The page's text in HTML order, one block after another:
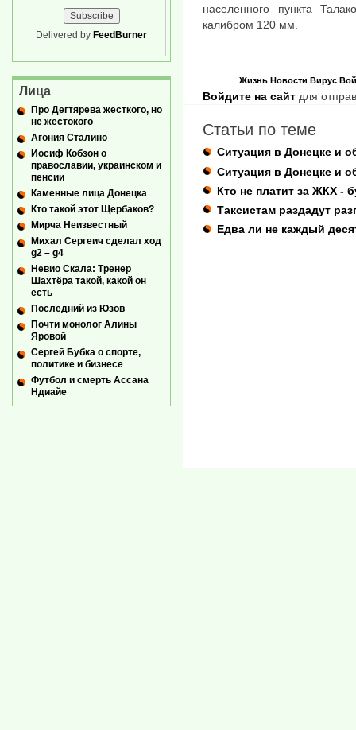
населенного пункта
калибром 120 мм.
Жизнь Новости Вирус
Войдите на сайт для
Статьи по теме
Ситуация в Донецке и
Ситуация в Донецке и
Кто не платит за ЖКХ -
Таксистам раздадут
Едва ли не каждый
Delivered by FeedBurner
Лица
Про Дегтярева жесткого, но
не жестокого
Агония Сталино
Иосиф Кобзон о
православии, украинском и
пенсии
Каменные лица Донецка
Кто такой этот Щербаков?
Мирча Неизвестный
Михал Сергеич сделал ход
g2 – g4
Невио Скала: Тренер
Шахтёра такой, какой он
есть
Последний из Юзов
Почти монолог Алины
Яровой
Сергей Бубка о спорте,
политике и бизнесе
Футбол и смерть Ассана
Ндиайе